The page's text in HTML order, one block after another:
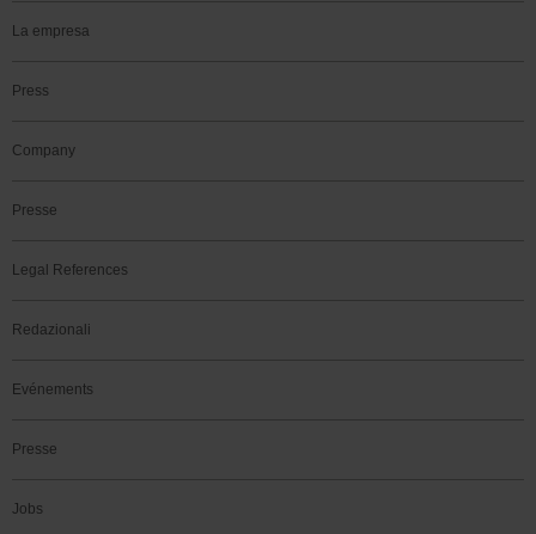
La empresa
Press
Company
Presse
Legal References
Redazionali
Evénements
Presse
Jobs